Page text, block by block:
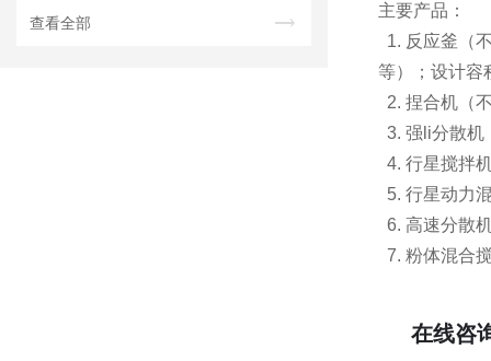
查看全部
主要产品：
1. 反应釜（
等）；设计容
2. 捏合机（
3. 强li分散机
4. 行星搅拌
5. 行星动力
6. 高速分散
7. 粉体混合
在线咨